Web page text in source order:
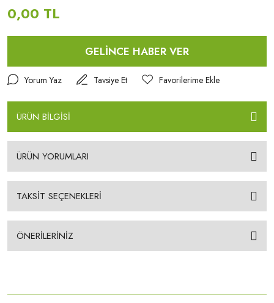
0,00 TL
GELİNCE HABER VER
Yorum Yaz Tavsiye Et
ÜRÜN BİLGİSİ
ÜRÜN YORUMLARI
TAKSİT SEÇENEKLERİ
ÖNERİLERİNİZ